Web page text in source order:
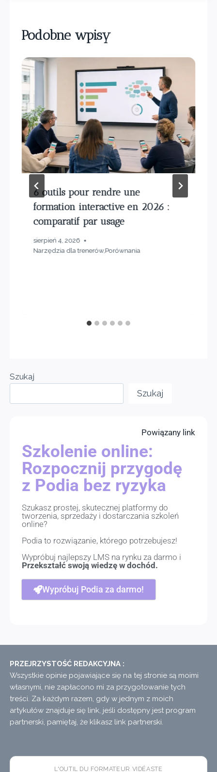
Podobne wpisy
6 outils pour rendre une
formation interactive en 2026 :
comparatif par usage
sierpień 4, 2026
Narzędzia dla trenerów,Porównania
Szukaj
Szukaj
Powiązany link
Szkolenie online:
Rozpocznij przygodę
z Podia bez ryzyka
Szukasz prostej, skutecznej platformy do
tworzenia, sprzedaży i dostarczania szkoleń
online?
Podia to rozwiązanie, którego potrzebujesz!
Wypróbuj najlepszy LMS na rynku za darmo i
Przekształć swoją wiedzę w dochód.
Wypróbuj Podia za darmo!
PRZEJRZYSTOŚĆ REDAKCYJNA :
Wszystkie opinie pojawiające się na tej stronie są moimi
własnymi, nie zapłacono mi za przygotowanie tych
treści. Za każdym razem, gdy w jednym z moich
artykułów znajduje się link, jeśli dostępny jest program
partnerski, pamiętaj, że klikasz link partnerski.
L'OUTIL DU FORMATEUR VIDÉASTE